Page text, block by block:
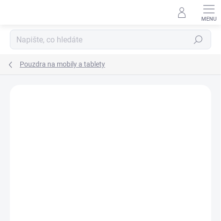
Hledat
Pouzdra na mobily a tablety